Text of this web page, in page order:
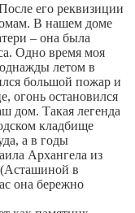
его реквизиции
В нашем доме
– она была
Одно время моя
летом в
большой пожар и
огонь остановился
дом. Такая легенда
кладбище
а в годы
Архангела из
(Асташиной в
она бережно